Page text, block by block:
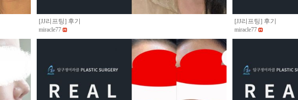
[JJ리프팅] 후기
miracle77
[JJ리프팅] 후기
miracle77